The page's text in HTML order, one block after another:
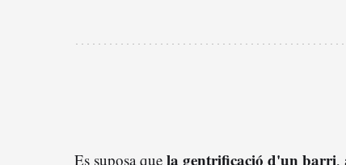
Es suposa que la gentrificació d'un barri,